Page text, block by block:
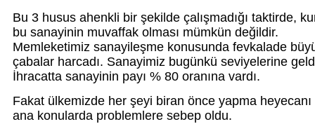
Bu 3 husus ahenkli bir şekilde çalışmadığı taktirde,
bu sanayinin muvaffak olması mümkün değildir.
Memleketimiz sanayileşme konusunda fevkalade
çabalar harcadı. Sanayimiz bugünkü seviyelerine
İhracatta sanayinin payı % 80 oranına vardı.
Fakat ülkemizde her şeyi biran önce yapma heyecanı
ana konularda problemlere sebep oldu.